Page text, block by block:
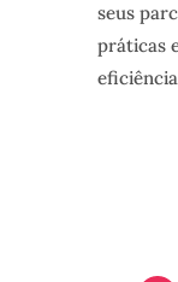
seus
práticas